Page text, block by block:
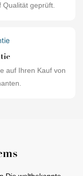
geprüft.
auf Ihren Kauf von